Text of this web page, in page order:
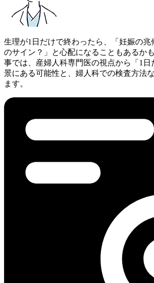
生理が1日だけで終わったら、「妊娠の兆
のサイン？」と心配になることもあるか
事では、産婦人科専門医の視点から「1日
景にある可能性と、婦人科での検査方法
ます。